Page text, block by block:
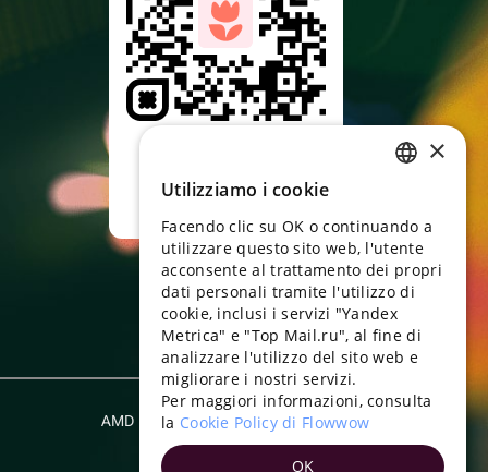
AMD Italiano
ENGLISH
UKRAINIAN
PORTUGUESE
SPANISH
×
Utilizziamo i cookie
Facendo clic su OK o continuando a
utilizzare questo sito web, l'utente
acconsente al trattamento dei propri
dati personali tramite l'utilizzo di
cookie, inclusi i servizi "Yandex
Metrica" e "Top Mail.ru", al fine di
analizzare l'utilizzo del sito web e
migliorare i nostri servizi.
Per maggiori informazioni, consulta
la Cookie Policy di Flowwow
OK